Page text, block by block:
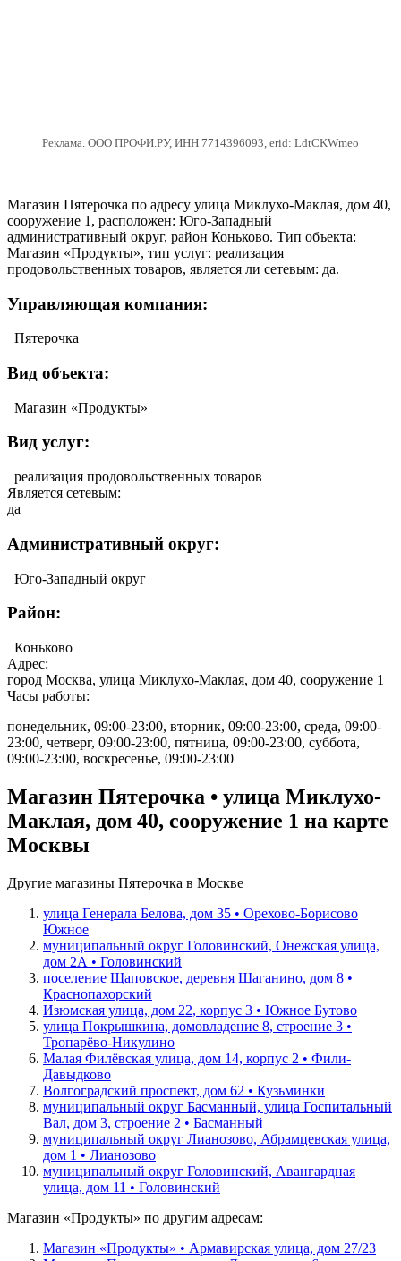
Реклама. ООО ПРОФИ.РУ, ИНН 7714396093, erid: LdtCKWmeo
Магазин Пятерочка по адресу улица Миклухо-Маклая, дом 40,
сооружение 1, расположен: Юго-Западный
административный округ, район Коньково. Тип объекта:
Магазин «Продукты», тип услуг: реализация
продовольственных товаров, является ли сетевым: да.
Управляющая компания:
Пятерочка
Вид объекта:
Магазин «Продукты»
Вид услуг:
реализация продовольственных товаров
Является сетевым:
да
Административный округ:
Юго-Западный округ
Район:
Коньково
Адрес:
город Москва, улица Миклухо-Маклая, дом 40, сооружение 1
Часы работы:
понедельник, 09:00-23:00, вторник, 09:00-23:00, среда, 09:00-
23:00, четверг, 09:00-23:00, пятница, 09:00-23:00, суббота,
09:00-23:00, воскресенье, 09:00-23:00
Магазин Пятерочка • улица Миклухо-
Маклая, дом 40, сооружение 1 на карте
Москвы
Другие магазины Пятерочка в Москве
улица Генерала Белова, дом 35 • Орехово-Борисово
Южное
муниципальный округ Головинский, Онежская улица,
дом 2А • Головинский
поселение Щаповское, деревня Шаганино, дом 8 •
Краснопахорский
Изюмская улица, дом 22, корпус 3 • Южное Бутово
улица Покрышкина, домовладение 8, строение 3 •
Тропарёво-Никулино
Малая Филёвская улица, дом 14, корпус 2 • Фили-
Давыдково
Волгоградский проспект, дом 62 • Кузьминки
муниципальный округ Басманный, улица Госпитальный
Вал, дом 3, строение 2 • Басманный
муниципальный округ Лианозово, Абрамцевская улица,
дом 1 • Лианозово
муниципальный округ Головинский, Авангардная
улица, дом 11 • Головинский
Магазин «Продукты» по другим адресам:
Магазин «Продукты» • Армавирская улица, дом 27/23